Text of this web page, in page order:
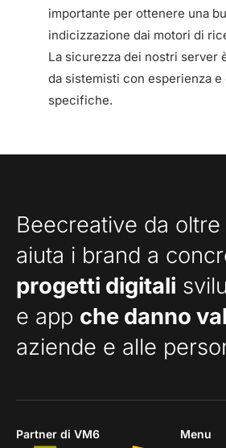
importante per ottenere una
indicizzazione dai motori di
La sicurezza dei nostri server
da sistemisti con esperienza e
specifiche.
Beecreative da oltre
aiuta i brand a
progetti digitali
e app che danno
aziende e alle
Partner di VM6 Menu